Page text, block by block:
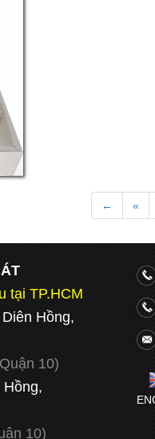
← «
tại TP.HCM
Hồng,
10)
10)